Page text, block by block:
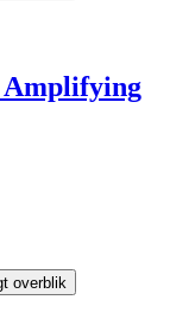
Amplifying
overblik